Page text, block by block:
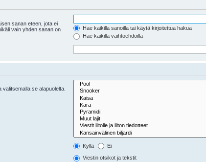
sanan eteen, jota ei
vain yhden sanan on
Hae kaikilla sanoilla tai käytä kirjoitettua hakua
Hae kaikilla vaihtoehdoilla
se alapuolelta.
Kyllä Ei
Viestin otsikot ja tekstit